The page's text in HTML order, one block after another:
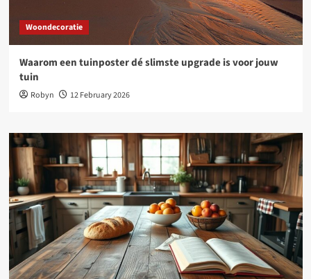
Woondecoratie
Waarom een tuinposter dé slimste upgrade is voor jouw
tuin
Robyn 12 February 2026